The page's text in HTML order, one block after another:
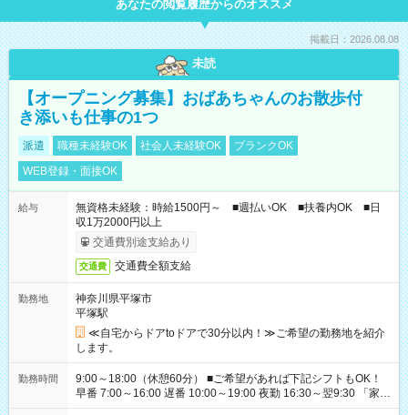
あなたの閲覧履歴からのオススメ
掲載日：2026.08.08
未読
【オープニング募集】おばあちゃんのお散歩付
き添いも仕事の1つ
派遣 職種未経験OK 社会人未経験OK
ブランクOK
WEB登録・面接OK
給与
無資格未経験：時給1500円～ ■週払いOK ■扶養内OK ■日
収1万2000円以上
交通費別途支給あり
交通費 交通費全額支給
勤務地
神奈川県平塚市
平塚駅
≪自宅からドアtoドアで30分以内！≫ご希望の勤務地を紹介
します。
勤務時間
9:00～18:00（休憩60分） ■ご希望があれば下記シフトもOK！
早番 7:00～16:00 遅番 10:00～19:00 夜勤 16:30～翌9:30 「家族
と休みを合わせたい」 「余裕を持って夕飯の準備がしたい」